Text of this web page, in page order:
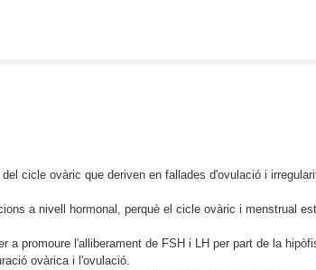
cicle ovàric que deriven en fallades d'ovulació i
a nivell hormonal, perquè el cicle ovàric i menstrual
a promoure l'alliberament de FSH i LH per part de la
ovàrica i l'ovulació.